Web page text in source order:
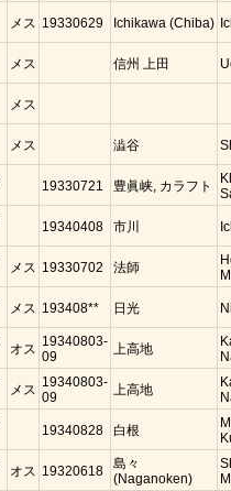
メス 19330629 Ichikawa (Chiba)
メス 信州 上田
メス
メス 澁谷
19330721 豊眞峡, カラフト
19340408 市川
メス 19330702 法師
メス 193408** 日光
オス 19340803-
09
上高地
メス 19340803-
09
上高地
19340828 白根
オス 19320618
島々
(Naganoken)